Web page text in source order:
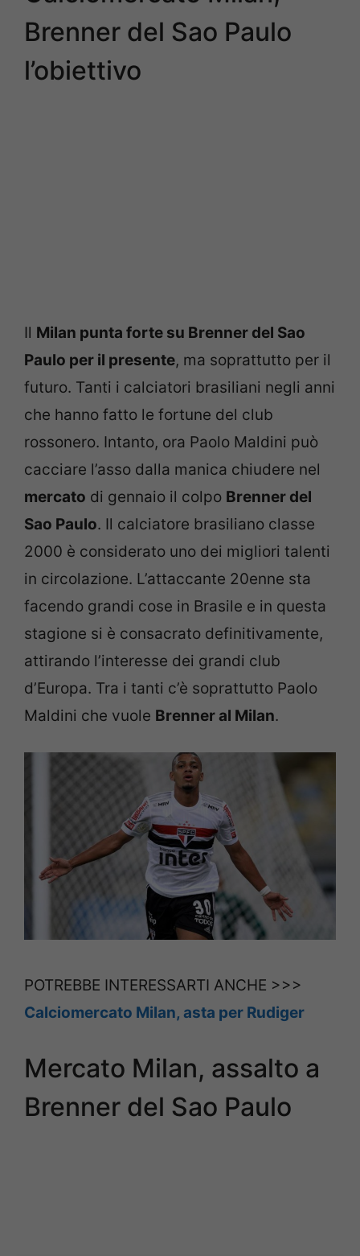
Brenner del Sao Paulo
l’obiettivo
Il Milan punta forte su Brenner del Sao
Paulo per il presente, ma soprattutto per il
futuro. Tanti i calciatori brasiliani negli anni
che hanno fatto le fortune del club
rossonero. Intanto, ora Paolo Maldini può
cacciare l’asso dalla manica chiudere nel
mercato di gennaio il colpo Brenner del
Sao Paulo. Il calciatore brasiliano classe
2000 è considerato uno dei migliori talenti
in circolazione. L’attaccante 20enne sta
facendo grandi cose in Brasile e in questa
stagione si è consacrato definitivamente,
attirando l’interesse dei grandi club
d’Europa. Tra i tanti c’è soprattutto Paolo
Maldini che vuole Brenner al Milan.
POTREBBE INTERESSARTI ANCHE >>>
Calciomercato Milan, asta per Rudiger
Mercato Milan, assalto a
Brenner del Sao Paulo